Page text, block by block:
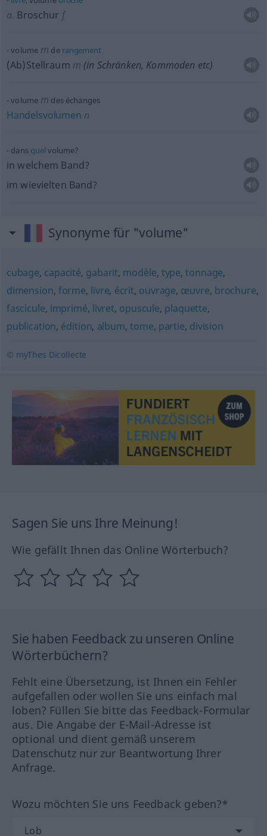
a. Broschur f
volume m de rangement
(Ab)Stellraum m (in Schränken, Kommoden etc)
volume m des échanges
Handelsvolumen n
dans quel volume?
in welchem Band?
im wievielten Band?
Synonyme für "volume"
cubage, capacité, gabarit, modèle, type,tonnage,
dimension, forme, livre, écrit, ouvrage, œuvre, brochure,
fascicule, imprimé, livret, opuscule, plaquette,
publication, édition, album,tome, partie, division
© myThes Dicollecte
Sagen Sie uns Ihre Meinung!
Wie gefällt Ihnen das Online Wörterbuch?
Sie haben Feedback zu unseren Online
Wörterbüchern?
Fehlt eine Übersetzung, ist Ihnen ein Fehler
aufgefallen oder wollen Sie uns einfach mal
loben? Füllen Sie bitte das Feedback-Formular
aus. Die Angabe der E-Mail-Adresse ist
optional und dient gemäß unserem
Datenschutz nur zur Beantwortung Ihrer
Anfrage.
Wozu möchten Sie uns Feedback geben?*